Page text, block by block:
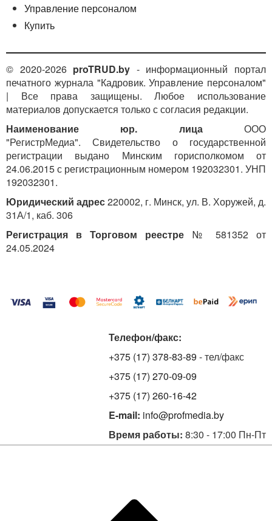
Управление персоналом
Купить
© 2020-2026 proTRUD.by - информационный портал
печатного журнала "Кадровик. Управление персоналом"
| Все права защищены. Любое использование
материалов допускается только с согласия редакции.
Наименование юр. лицаООО
"РегистрМедиа". Свидетельство о государственной
регистрации выдано Минским горисполкомом от
24.06.2015 с регистрационным номером 192032301. УНП
192032301.
Юридический адрес220002, г. Минск, ул. В. Хоружей, д.
31А/1, каб. 306
Регистрация в Торговом реестре № 581352 от
24.05.2024
Телефон/факс:
+375 (17) 378-83-89 - тел/факс
+375 (17) 270-09-09
+375 (17) 260-16-42
E-mail: info@profmedia.by
Время работы: 8:30 - 17:00 Пн-Пт